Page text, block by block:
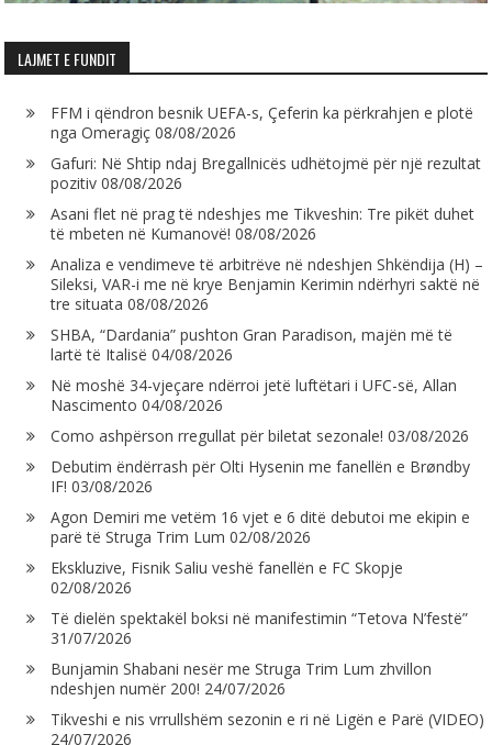
LAJMET E FUNDIT
FFM i qëndron besnik UEFA-s, Çeferin ka përkrahjen e plotë
nga Omeragiç 08/08/2026
Gafuri: Në Shtip ndaj Bregallnicës udhëtojmë për një rezultat
pozitiv 08/08/2026
Asani flet në prag të ndeshjes me Tikveshin: Tre pikët duhet
të mbeten në Kumanovë! 08/08/2026
Analiza e vendimeve të arbitrëve në ndeshjen Shkëndija (H) –
Sileksi, VAR-i me në krye Benjamin Kerimin ndërhyri saktë në
tre situata 08/08/2026
SHBA, “Dardania” pushton Gran Paradison, majën më të
lartë të Italisë 04/08/2026
Në moshë 34-vjeçare ndërroi jetë luftëtari i UFC-së, Allan
Nascimento 04/08/2026
Como ashpërson rregullat për biletat sezonale! 03/08/2026
Debutim ëndërrash për Olti Hysenin me fanellën e Brøndby
IF! 03/08/2026
Agon Demiri me vetëm 16 vjet e 6 ditë debutoi me ekipin e
parë të Struga Trim Lum 02/08/2026
Ekskluzive, Fisnik Saliu veshë fanellën e FC Skopje
02/08/2026
Të dielën spektakël boksi në manifestimin “Tetova N’festë”
31/07/2026
Bunjamin Shabani nesër me Struga Trim Lum zhvillon
ndeshjen numër 200! 24/07/2026
Tikveshi e nis vrrullshëm sezonin e ri në Ligën e Parë (VIDEO)
24/07/2026